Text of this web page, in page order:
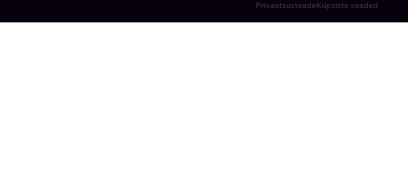
PrivaatsusteadeKüpsiste seaded